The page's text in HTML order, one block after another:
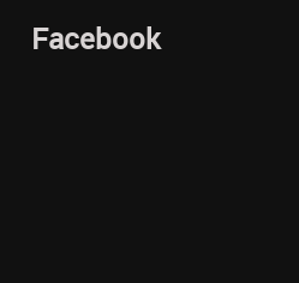
Facebook